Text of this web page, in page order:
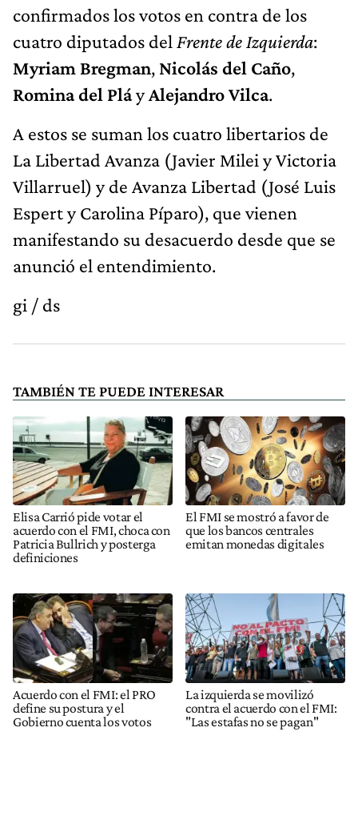
confirmados los votos en contra de los
cuatro diputados del Frente de Izquierda:
Myriam Bregman, Nicolás del Caño,
Romina del PláyAlejandro Vilca.
A estos se suman los cuatro libertarios de
La Libertad Avanza (Javier Milei y Victoria
Villarruel) y de Avanza Libertad (José Luis
Espert y Carolina Píparo), que vienen
manifestando su desacuerdo desde que se
anunció el entendimiento.
gi / ds
TAMBIÉN TE PUEDE INTERESAR
Elisa Carrió pide votar el
acuerdo con el FMI, choca con
Patricia Bullrich y posterga
definiciones
El FMI se mostró a favor de
que los bancos centrales
emitan monedas digitales
Acuerdo con el FMI: el PRO
define su postura y el
Gobierno cuenta los votos
La izquierda se movilizó
contra el acuerdo con el FMI:
"Las estafas no se pagan"